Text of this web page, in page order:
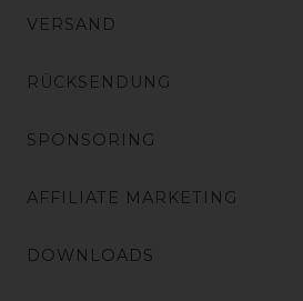
VERSAND
RÜCKSENDUNG
SPONSORING
AFFILIATE MARKETING
DOWNLOADS